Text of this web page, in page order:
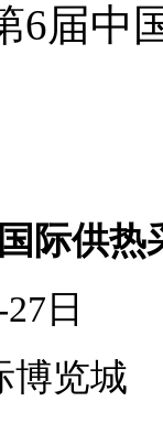
6届中
际供
日
博览城